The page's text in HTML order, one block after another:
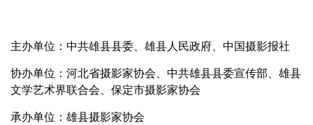
主办单位：中共雄县县委、雄县人民政府、中国摄影报社
协办单位：河北省摄影家协会、中共雄县县委宣传部、雄县
文学艺术界联合会、保定市摄影家协会
承办单位：雄县摄影家协会